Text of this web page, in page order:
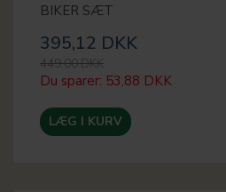
BIKER SÆT
395,12 DKK
449,00 DKK
Du sparer: 53,88 DKK
LÆG I KURV